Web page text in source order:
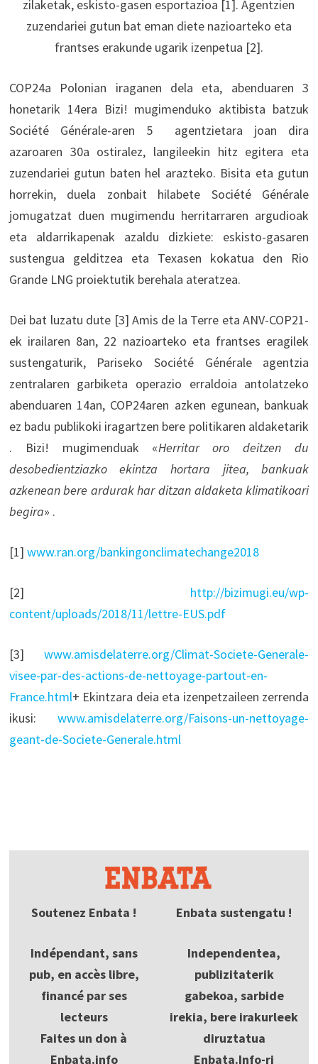
zilaketak, eskisto-gasen esportazioa [1]. Agentzien
zuzendariei gutun bat eman diete nazioarteko eta
frantses erakunde ugarik izenpetua [2].
COP24a Polonian iraganen dela eta, abenduaren 3
honetarik 14era Bizi! mugimenduko aktibista batzuk
Société Générale-aren 5 agentzietara joan dira
azaroaren 30a ostiralez, langileekin hitz egitera eta
zuzendariei gutun baten hel arazteko. Bisita eta gutun
horrekin, duela zonbait hilabete Société Générale
jomugatzat duen mugimendu herritarraren argudioak
eta aldarrikapenak azaldu dizkiete: eskisto-gasaren
sustengua gelditzea eta Texasen kokatua den Rio
Grande LNG proiektutik berehala ateratzea.
Dei bat luzatu dute [3] Amis de la Terre eta ANV-COP21-
ek irailaren 8an, 22 nazioarteko eta frantses eragilek
sustengaturik, Pariseko Société Générale agentzia
zentralaren garbiketa operazio erraldoia antolatzeko
abenduaren 14an, COP24aren azken egunean, bankuak
ez badu publikoki iragartzen bere politikaren aldaketarik
. Bizi! mugimenduak «Herritar oro deitzen du
desobedientziazko ekintza hortara jitea, bankuak
azkenean bere ardurak har ditzan aldaketa klimatikoari
begira» .
[1] www.ran.org/bankingonclimatechange2018
[2] http://bizimugi.eu/wp-
content/uploads/2018/11/lettre-EUS.pdf
[3]www.amisdelaterre.org/Climat-Societe-Generale-
visee-par-des-actions-de-nettoyage-partout-en-
France.html+ Ekintzara deia eta izenpetzaileen zerrenda
ikusi:www.amisdelaterre.org/Faisons-un-nettoyage-
geant-de-Societe-Generale.html
Soutenez Enbata !
Indépendant, sans
pub, en accès libre,
financé par ses
lecteurs
Faites un don à
Enbata.info
Enbata sustengatu !
Independentea,
publizitaterik
gabekoa, sarbide
irekia, bere irakurleek
diruztatua
Enbata.Info-ri